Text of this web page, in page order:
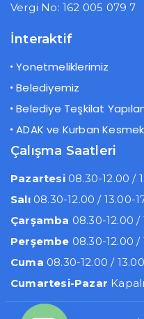
Vergi No: 162 005 079 7
İnteraktif
Yonetmeliklerimiz
Belediyemiz
Belediye Teşkilat
ADAK ve Kurban Kesmek
Çalışma Saatleri
Pazartesi08.30-12.00 /
Salı08.30-12.00 / 13.00-
Çarşamba 08.30-12.00 /
Perşembe 08.30-12.00 /
Cuma 08.30-12.00 /
Cumartesi-Pazar Kapalı